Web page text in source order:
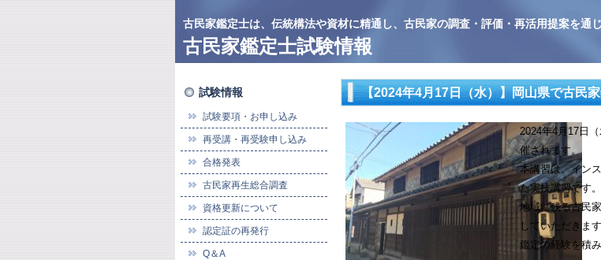
古民家鑑定士は、伝統構法や資材に精通し、古民家の調査・評価・再活用提案を通
古民家鑑定士試験情報
試験情報
試験要項・お申し込み
再受講・再受験申し込み
合格発表
古民家再生総合調査
資格更新について
認定証の再発行
Q＆A
【2024年4月17日（水）】岡山県で古民
2024年4月17日
催されます。
本講習は、イン
た実技講習です。
地域に残る古民
していただきます
鑑定の経験を積